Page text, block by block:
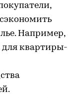
Например,
для квартиры-